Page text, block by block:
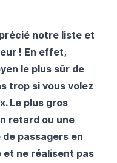
notre liste et
! En effet,
le plus sûr de
trop si vous volez
Le plus gros
retard ou une
passagers en
et ne réalisent pas